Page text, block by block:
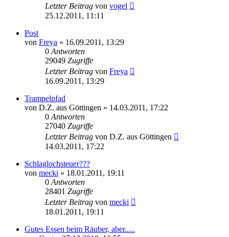
Letzter Beitrag von vogel
25.12.2011, 11:11
Post
von Freya » 16.09.2011, 13:29
0 Antworten
29049 Zugriffe
Letzter Beitrag von Freya
16.09.2011, 13:29
Trampelpfad
von D.Z. aus Göttingen » 14.03.2011, 17:22
0 Antworten
27040 Zugriffe
Letzter Beitrag von D.Z. aus Göttingen
14.03.2011, 17:22
Schlaglochsteuer???
von mecki » 18.01.2011, 19:11
0 Antworten
28401 Zugriffe
Letzter Beitrag von mecki
18.01.2011, 19:11
Gutes Essen beim Räuber, aber.....